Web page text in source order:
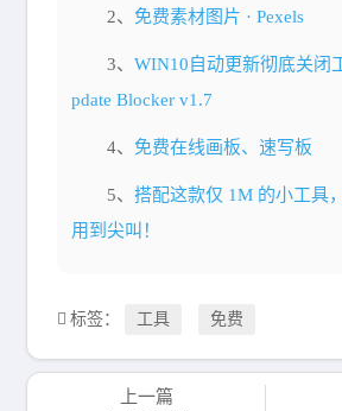
2、 免费素材图片 · Pexels
3、WIN10自动更新彻底关闭
pdate Blocker v1.7
4、 免费在线画板、速写板
5、搭配这款仅 1M 的小工具
用到尖叫！
标签： 工具 免费
上一篇